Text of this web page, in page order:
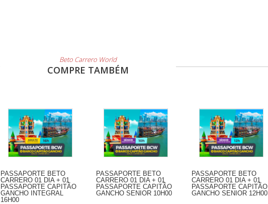
Beto Carrero World
COMPRE TAMBÉM
PASSAPORTE BETO
CARRERO 01 DIA + 01
PASSAPORTE CAPITÃO
GANCHO INTEGRAL
16H00
PASSAPORTE BETO
CARRERO 01 DIA + 01
PASSAPORTE CAPITÃO
GANCHO SENIOR 10H00
PASSAPORTE BETO
CARRERO 01 DIA + 01
PASSAPORTE CAPITÃO
GANCHO SENIOR 12H00